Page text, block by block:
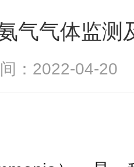
气气体监测
间：2022-04-